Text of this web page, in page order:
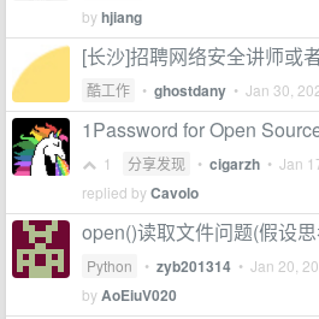
byhjiang
[长沙]招聘网络安全讲师或
酷工作 • ghostdany • Jan 30,
1Password for Open
1 分享发现 • cigarzh • Jan
replied byCavolo
open()读取文件问题(假设
Python • zyb201314 • Jan 20,
byAoEiuV020